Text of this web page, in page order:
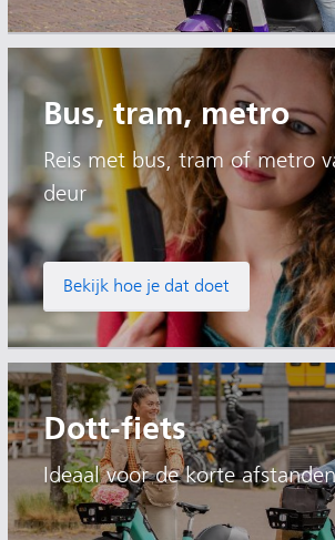
Bus, tram, metro
Reis met bus, tram of metro
deur
Bekijk hoe je dat doet
Dott-fiets
Ideaal voor de korte